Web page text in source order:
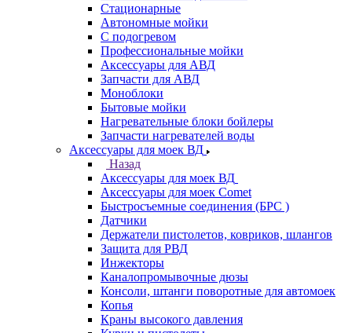
Стационарные
Автономные мойки
С подогревом
Профессиональные мойки
Аксессуары для АВД
Запчасти для АВД
Моноблоки
Бытовые мойки
Нагревательные блоки бойлеры
Запчасти нагревателей воды
Аксессуары для моек ВД
Назад
Аксессуары для моек ВД
Аксессуары для моек Comet
Быстросъемные соединения (БРС )
Датчики
Держатели пистолетов, ковриков, шлангов
Защита для РВД
Инжекторы
Каналопромывочные дюзы
Консоли, штанги поворотные для автомоек
Копья
Краны высокого давления